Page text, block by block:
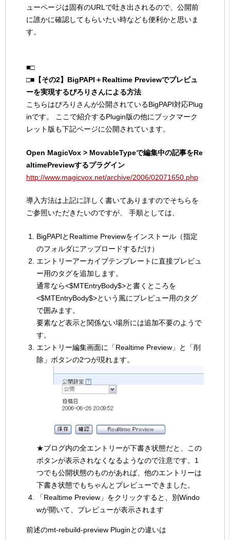
ューページは固有のURLで吐き出されるので、公開前
に誰かに確認してもらいたい時なども便利かと思いま
す。
■□
□■【その2】BigPAPI＋Realtime Previewでプレビュ
ーを実現するぴろりさんによる方法
こちらはぴろりさんが公開されているBigPAPI対応Plug
inです。 ここで紹介するPlugin版の他にブックマーク
レット版も下記ページに公開されています。
Open MagicVox > MovableTypeで編集中の記事をRe
altimePreviewするプラグイン
http://www.magicvox.net/archive/2006/02071650.php
導入方法は上記に詳しく書いてありますのでそちらを
ご参照いただきたいのですが、 手順としては、
BigPAPIとRealtime Previewをインストール（指定
のフォルダにアップロードするだけ）
エントリーアーカイブテンプレートに直接プレビュ
ー用のタグを追加します。
通常なら<$MTEntryBody$>と書くところを
<$MTEntryBody$>という風にプレビュー用のタグ
で囲みます。
要素など表示と関係ない場所には追加不要のようで
す。
エントリー編集画面に「Realtime Preview」と「削
除」ボタンの2つが現れます。
★ブログ内の全エントリーが下書き状態だと、この
ボタンが表示されなくなるようなので注意です。1
つでも公開状態のものがあれば、他のエントリーは
下書き状態でもちゃんとプレビューできました。
「Realtime Preview」をクリックすると、別Windo
wが開いて、プレビューが表示されます
前述のmt-rebuild-preview Pluginとの違いは